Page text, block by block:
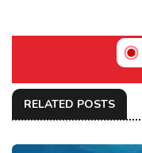
RELATED POSTS